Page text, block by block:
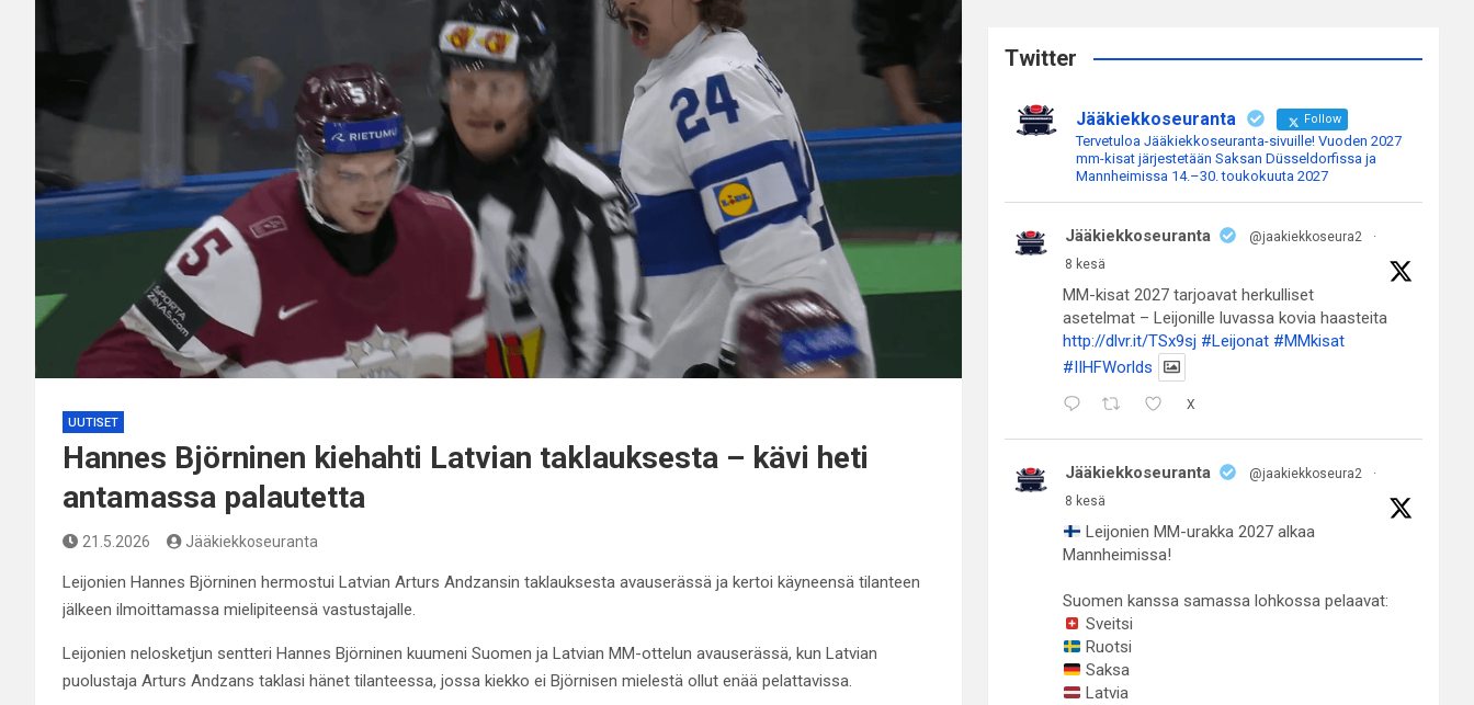
UUTISET
Hannes Björninen kiehahti Latvian taklauksesta – kävi heti
antamassa palautetta
21.5.2026 Jääkiekkoseuranta
Leijonien Hannes Björninen hermostui Latvian Arturs Andzansin taklauksesta avauserässä ja kertoi käyneensä tilanteen
jälkeen ilmoittamassa mielipiteensä vastustajalle.
Leijonien nelosketjun sentteri Hannes Björninen kuumeni Suomen ja Latvian MM-ottelun avauserässä, kun Latvian
puolustaja Arturs Andzans taklasi hänet tilanteessa, jossa kiekko ei Björnisen mielestä ollut enää pelattavissa.
c
Twitter
Jääkiekkoseuranta Follow
Tervetuloa Jääkiekkoseuranta-sivuille! Vuoden 2027
mm-kisat järjestetään Saksan Düsseldorfissa ja
Mannheimissa 14.–30. toukokuuta 2027
Jääkiekkoseuranta @jaakiekkoseura2
·
8 kesä
MM-kisat 2027 tarjoavat herkulliset
asetelmat – Leijonille luvassa kovia haasteita
http://dlvr.it/TSx9sj #Leijonat #MMkisat
#IIHFWorlds
X
Jääkiekkoseuranta @jaakiekkoseura2
·
8 kesä
Leijonien MM-urakka 2027 alkaa
Mannheimissa!
Suomen kanssa samassa lohkossa pelaavat:
Sveitsi
Ruotsi
Saksa
Latvia